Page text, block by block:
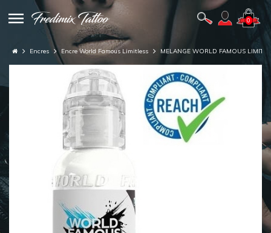
0
Encres Encre World Famous Limitless MELANGE WORLD FAMOUS